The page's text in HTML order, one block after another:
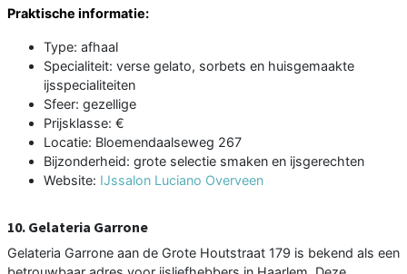
Praktische informatie:
Type: afhaal
Specialiteit: verse gelato, sorbets en huisgemaakte
ijsspecialiteiten
Sfeer: gezellige
Prijsklasse: €
Locatie: Bloemendaalseweg 267
Bijzonderheid: grote selectie smaken en ijsgerechten
Website: IJssalon Luciano Overveen
10. Gelateria Garrone
Gelateria Garrone aan de Grote Houtstraat 179 is bekend als een